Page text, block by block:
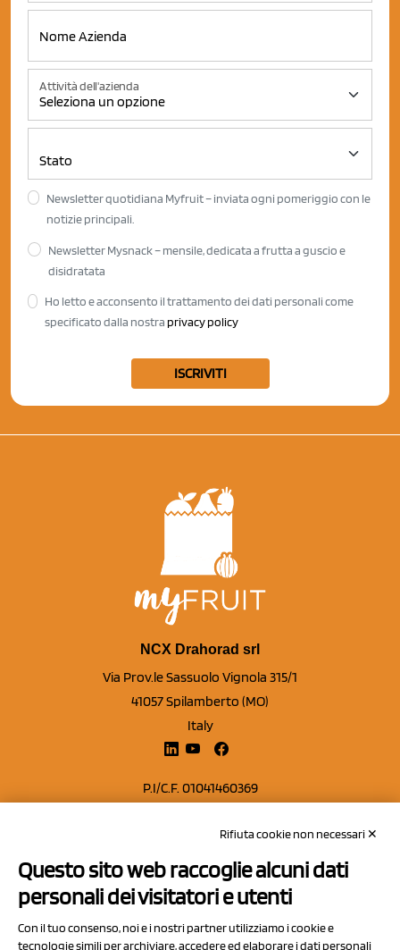
Attività dell'azienda
Newsletter quotidiana Myfruit – inviata ogni pomeriggio con le
notizie principali.
Newsletter Mysnack – mensile, dedicata a frutta a guscio e
disidratata
Ho letto e acconsento il trattamento dei dati personali come
specificato dalla nostra privacy policy
ISCRIVITI
NCX Drahorad srl
Via Prov.le Sassuolo Vignola 315/1
41057 Spilamberto (MO)
Italy
P.I/C.F. 01041460369
Capitale sociale Euro 50.000,00 i.v.
Contatti
Privacy Policy
Rifiuta cookie non necessari ✕
Questo sito web raccoglie alcuni dati
personali dei visitatori e utenti
Con il tuo consenso, noi e i nostri partner utilizziamo i cookie e
tecnologie simili per archiviare, accedere ed elaborare i dati personali